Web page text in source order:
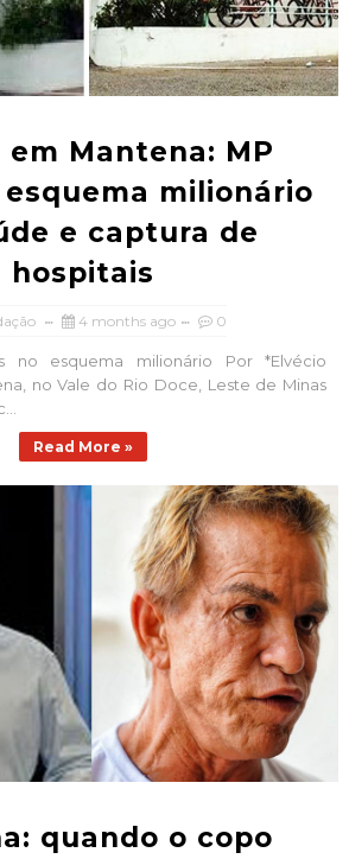
em Mantena: MP
milionário
e captura de
hospitais
4 months ago 0
no esquema milionário Por *Elvécio
no Vale do Rio Doce, Leste de Minas
Read More »
quando o copo